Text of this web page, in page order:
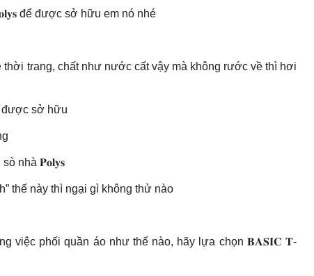
để được sở hữu em nó nhé
trang, chất như nước cất vậy mà không rước về thì hơi
được sở hữu
nhà 𝐏𝐨𝐥𝐲𝐬
thế này thì ngại gì không thử nào
việc phối quần áo như thế nào, hãy lựa chọn 𝐁𝐀𝐒𝐈𝐂 𝐓-